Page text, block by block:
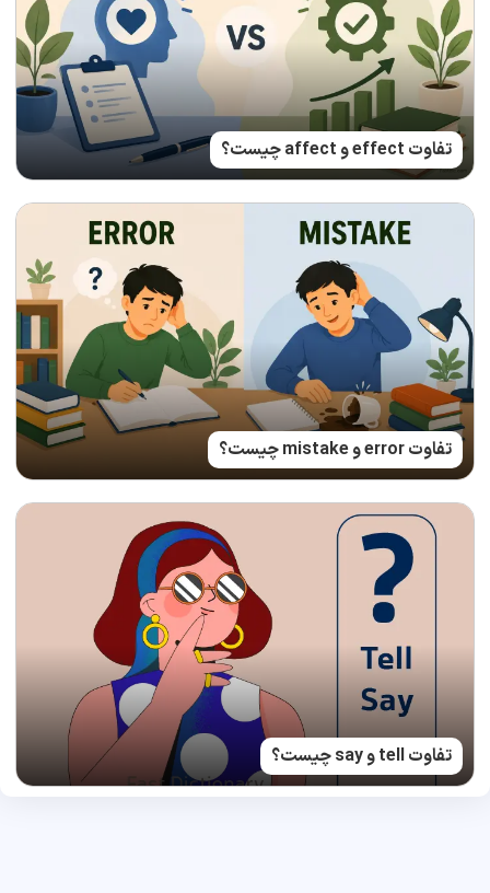
تفاوت effect و affect چیست؟
تفاوت error و mistake چیست؟
تفاوت tell و say چیست؟